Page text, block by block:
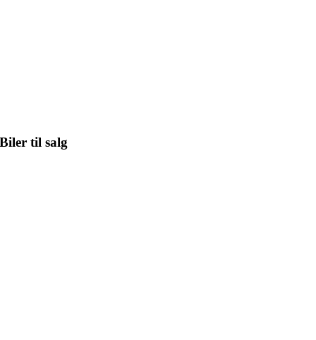
Biler til salg